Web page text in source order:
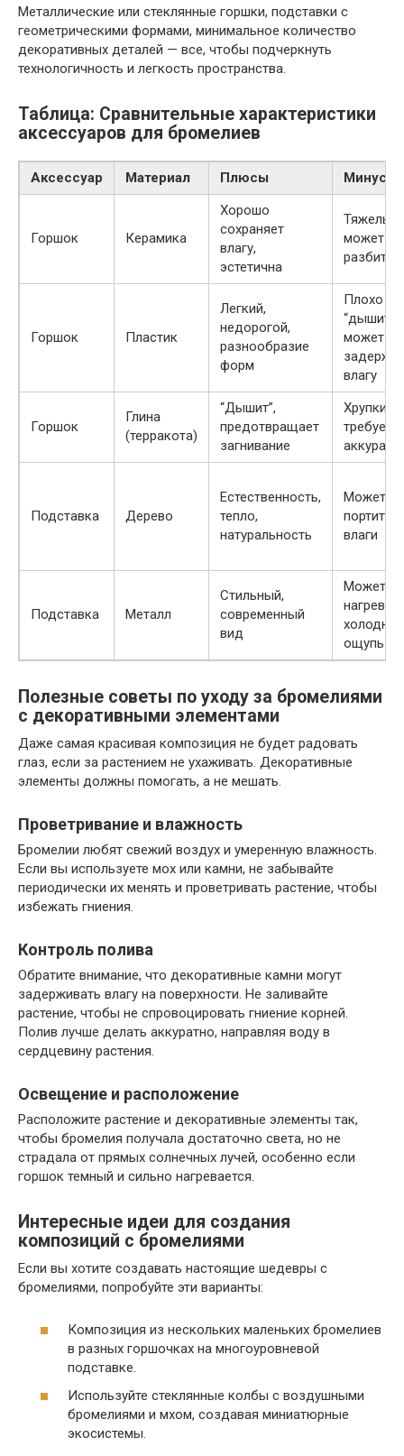
Металлические или стеклянные горшки, подставки с
геометрическими формами, минимальное количество
декоративных деталей — все, чтобы подчеркнуть
технологичность и легкость пространства.
Таблица: Сравнительные характеристики
аксессуаров для бромелиев
Аксессуар Материал Плюсы Минусы
Горшок Керамика
Хорошо
сохраняет
влагу,
эстетична
Тяжелый,
может
Горшок Пластик
Легкий,
недорогой,
разнообразие
форм
Плохо
“дышит”,
может
влагу
Горшок
Глина
(терракота)
“Дышит”,
предотвращает
загнивание
Хрупкий,
требует
Подставка Дерево
Естественность,
тепло,
натуральность
Может
влаги
Подставка Металл
Стильный,
современный
вид
Может
ощупь
Полезные советы по уходу за бромелиями
с декоративными элементами
Даже самая красивая композиция не будет радовать
глаз, если за растением не ухаживать. Декоративные
элементы должны помогать, а не мешать.
Проветривание и влажность
Бромелии любят свежий воздух и умеренную влажность.
Если вы используете мох или камни, не забывайте
периодически их менять и проветривать растение, чтобы
избежать гниения.
Контроль полива
Обратите внимание, что декоративные камни могут
задерживать влагу на поверхности. Не заливайте
растение, чтобы не спровоцировать гниение корней.
Полив лучше делать аккуратно, направляя воду в
сердцевину растения.
Освещение и расположение
Расположите растение и декоративные элементы так,
чтобы бромелия получала достаточно света, но не
страдала от прямых солнечных лучей, особенно если
горшок темный и сильно нагревается.
Интересные идеи для создания
композиций с бромелиями
Если вы хотите создавать настоящие шедевры с
бромелиями, попробуйте эти варианты:
Композиция из нескольких маленьких бромелиев
в разных горшочках на многоуровневой
подставке.
Используйте стеклянные колбы с воздушными
бромелиями и мхом, создавая миниатюрные
экосистемы.